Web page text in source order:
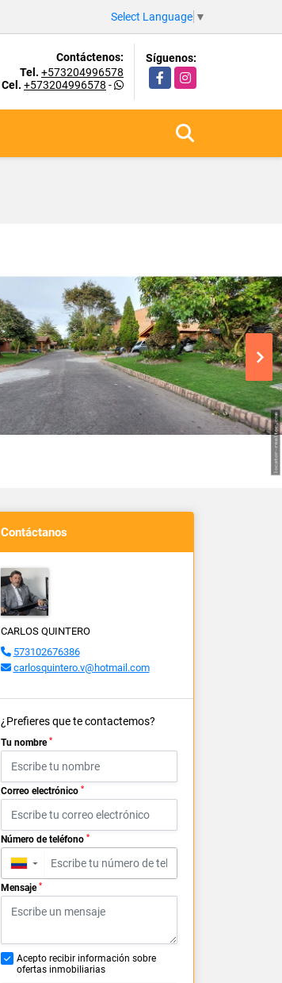
Select Language ▼
Contáctenos:
Tel. +573204996578
Cel. +573204996578 -
Síguenos:
FacebookInstagram
Contáctanos
CARLOS QUINTERO
573102676386
carlosquintero.v@hotmail.com
¿Prefieres que te contactemos?
Tu nombre *
Correo electrónico *
Número de teléfono *
▼
Mensaje *
Acepto recibir información sobre
ofertas inmobiliarias